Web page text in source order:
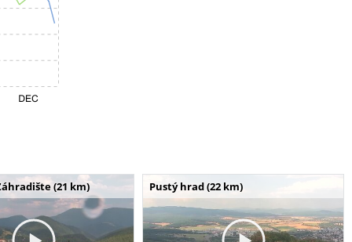
(21 km) Pustý hrad (22 km)